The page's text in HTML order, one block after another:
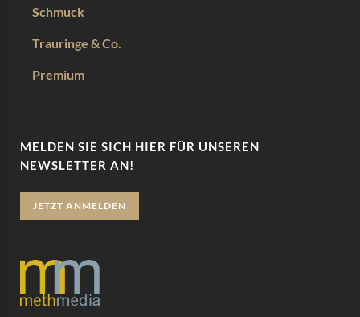
Schmuck
Trauringe & Co.
Premium
MELDEN SIE SICH HIER FÜR UNSEREN
NEWSLETTER AN!
JETZT ANMELDEN